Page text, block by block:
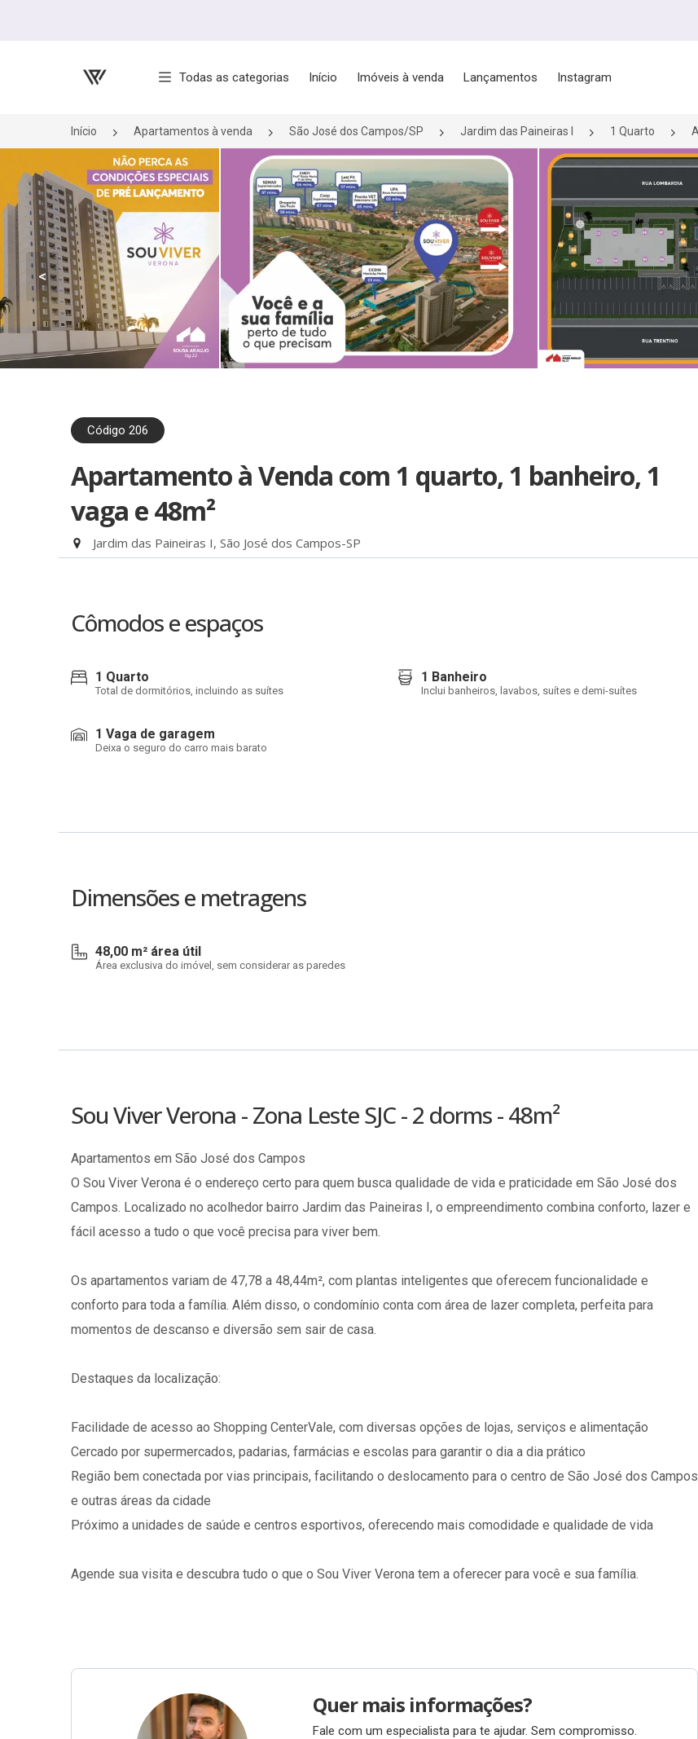
Página inicial
Todas as categorias Início Imóveis à venda Lançamentos Instagram
Início Apartamentos à venda São José dos Campos/SP Jardim das Paineiras I 1 Quarto
<
Código 206
Apartamento à Venda com 1 quarto, 1 banheiro, 1
vaga e 48m²
Jardim das Paineiras I, São José dos Campos-SP
Cômodos e espaços
1 Quarto
Total de dormitórios, incluindo as suítes
1 Banheiro
Inclui banheiros, lavabos, suítes e demi-suítes
1 Vaga de garagem
Deixa o seguro do carro mais barato
Dimensões e metragens
48,00 m² área útil
Área exclusiva do imóvel, sem considerar as paredes
Sou Viver Verona - Zona Leste SJC - 2 dorms - 48m²
Apartamentos em São José dos Campos
O Sou Viver Verona é o endereço certo para quem busca qualidade de vida e praticidade em São José dos
Campos. Localizado no acolhedor bairro Jardim das Paineiras I, o empreendimento combina conforto, lazer e
fácil acesso a tudo o que você precisa para viver bem.
Os apartamentos variam de 47,78 a 48,44m², com plantas inteligentes que oferecem funcionalidade e
conforto para toda a família. Além disso, o condomínio conta com área de lazer completa, perfeita para
momentos de descanso e diversão sem sair de casa.
Destaques da localização:
Facilidade de acesso ao Shopping CenterVale, com diversas opções de lojas, serviços e alimentação
Cercado por supermercados, padarias, farmácias e escolas para garantir o dia a dia prático
Região bem conectada por vias principais, facilitando o deslocamento para o centro de São José dos Campos
e outras áreas da cidade
Próximo a unidades de saúde e centros esportivos, oferecendo mais comodidade e qualidade de vida
Agende sua visita e descubra tudo o que o Sou Viver Verona tem a oferecer para você e sua família.
Quer mais informações?
Fale com um especialista para te ajudar. Sem compromisso.